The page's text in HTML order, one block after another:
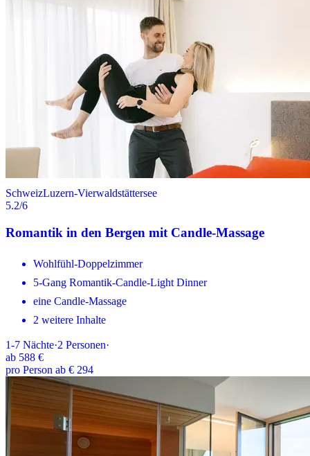
SchweizLuzern-Vierwaldstättersee
5.2/6
Romantik in den Bergen mit Candle-Massage
Wohlfühl-Doppelzimmer
5-Gang Romantik-Candle-Light Dinner
eine Candle-Massage
2 weitere Inhalte
1-7 Nächte·2 Personen·
ab 588 €
pro Person ab € 294